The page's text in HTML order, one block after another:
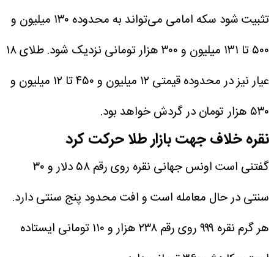
تثبیت شود سکه امامی می‌تواند به محدوده ۱۳۰ میلیون و
۵۰۰ تا ۱۳۱ میلیون و ۳۰۰ هزار تومانی نزدیک شود. طلای ۱۸
عیار نیز در محدوده قیمتی ۱۲ میلیون و ۴۵۰ تا ۱۲ میلیون و
۵۳۰ هزار تومان در گردش خواهد بود.
نقره خلاف جهت بازار طلا حرکت کرد
گفتنی است اونس جهانی نقره روی رقم ۵۸ دلار و ۳۰
سنتی در حال معامله است و افت محدود پنج سنتی دارد.
هر گرم نقره ۹۹۹ روی رقم ۲۳۸ هزار و ۱۱۰ تومانی ایستاده